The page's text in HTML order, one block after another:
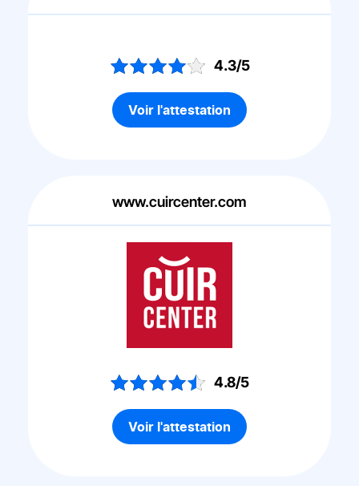
4.3/5
Voir l'attestation
www.cuircenter.com
4.8/5
Voir l'attestation